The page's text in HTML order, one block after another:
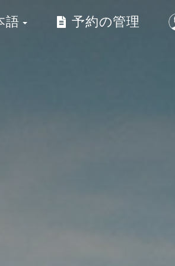
予約の管理
語